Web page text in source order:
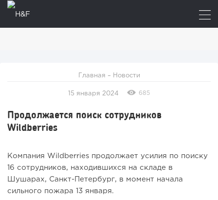
Главная – Новости
15 января 2024 685
Продолжается поиск сотрудников
Wildberries
Компания Wildberries продолжает усилия по поиску
16 сотрудников, находившихся на складе в
Шушарах, Санкт-Петербург, в момент начала
сильного пожара 13 января.